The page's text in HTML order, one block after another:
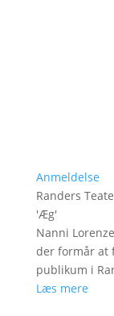
Anmeldelse
Randers
'Æg'
Nanni
der formår at
publikum i
Læs mere